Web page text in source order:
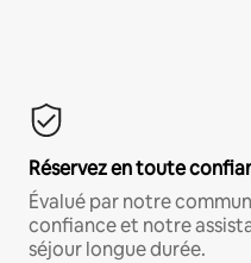
Réservez en toute
Évalué par notre
confiance et notre
séjour longue durée.